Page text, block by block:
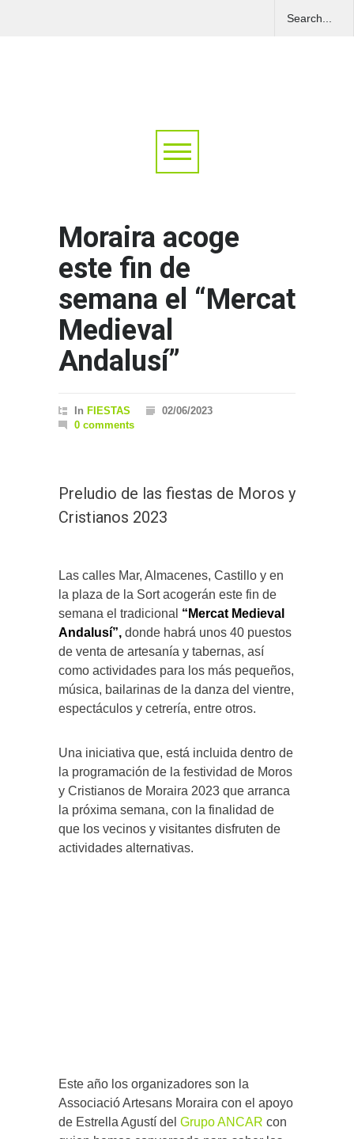
Moraira acoge
este fin de
semana el “Mercat
Medieval
Andalusí”
In FIESTAS
02/06/2023
0 comments
Preludio de las fiestas de Moros y
Cristianos 2023
Las calles Mar, Almacenes, Castillo y en
la plaza de la Sort acogerán este fin de
semana el tradicional “Mercat Medieval
Andalusí”, donde habrá unos 40 puestos
de venta de artesanía y tabernas, así
como actividades para los más pequeños,
música, bailarinas de la danza del vientre,
espectáculos y cetrería, entre otros.
Una iniciativa que, está incluida dentro de
la programación de la festividad de Moros
y Cristianos de Moraira 2023 que arranca
la próxima semana, con la finalidad de
que los vecinos y visitantes disfruten de
actividades alternativas.
Este año los organizadores son la
Associació Artesans Moraira con el apoyo
de Estrella Agustí del Grupo ANCAR con